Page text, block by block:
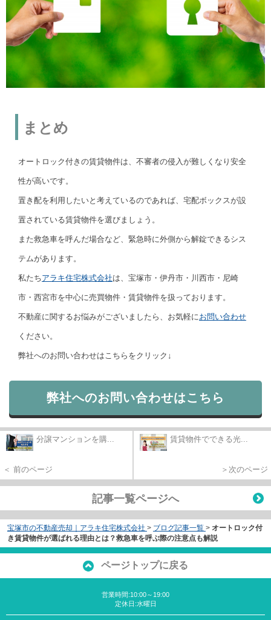
まとめ
オートロック付きの賃貸物件は、不審者の侵入が難しくなり安全
性が高いです。
置き配を利用したいと考えているのであれば、宅配ボックスが設
置されている賃貸物件を選びましょう。
また救急車を呼んだ場合など、緊急時に外側から解錠できるシス
テムがあります。
私たちアラキ住宅株式会社は、宝塚市・伊丹市・川西市・尼崎
市・西宮市を中心に売買物件・賃貸物件を扱っております。
不動産に関するお悩みがございましたら、お気軽に お問い合わせ
ください。
弊社へのお問い合わせはこちらをクリック↓
弊社へのお問い合わせはこちら
分譲マンションを購...
＜ 前のページ
賃貸物件でできる光...
＞次のページ
記事一覧ページへ
宝塚市の不動産売却｜アラキ住宅株式会社 > ブログ記事一覧 > オートロック付
き賃貸物件が選ばれる理由とは？救急車を呼ぶ際の注意点も解説
ページトップに戻る
営業時間:10:00～19:00
定休日:水曜日